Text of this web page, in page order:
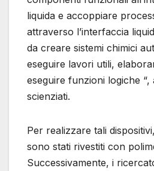
liquida e accoppiare
attraverso l’interfaccia
da creare sistemi chimici
eseguire lavori utili,
eseguire funzioni logiche
scienziati.
Per realizzare tali
sono stati rivestiti con
Successivamente, i